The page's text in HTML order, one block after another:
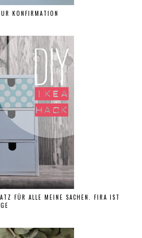
KONFIRMATION
FÜR ALLE MEINE SACHEN. FIRA IST